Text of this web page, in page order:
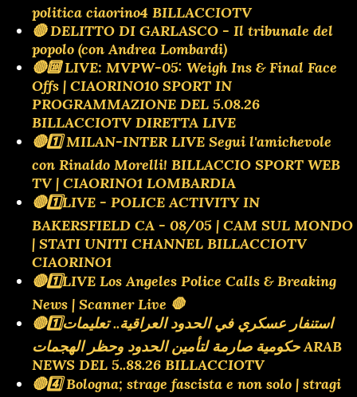
politica ciaorino4 BILLACCIOTV
🔴 DELITTO DI GARLASCO - Il tribunale del
popolo (con Andrea Lombardi)
🔴🔟 LIVE: MVPW-05: Weigh Ins & Final Face
Offs | CIAORINO10 SPORT IN
PROGRAMMAZIONE DEL 5.08.26
BILLACCIOTV DIRETTA LIVE
🔴1️⃣ MILAN-INTER LIVE Segui l'amichevole
con Rinaldo Morelli! BILLACCIO SPORT WEB
TV | CIAORINO1 LOMBARDIA
🔴1️⃣LIVE - POLICE ACTIVITY IN
BAKERSFIELD CA - 08/05 | CAM SUL MONDO
| STATI UNITI CHANNEL BILLACCIOTV
CIAORINO1
🔴1️⃣LIVE Los Angeles Police Calls & Breaking
News | Scanner Live 🛑
🔴1️⃣استنفار عسكري في الحدود العراقية.. تعليمات
حكومية صارمة لتأمين الحدود وحظر الهجمات ARAB
NEWS DEL 5..88.26 BILLACCIOTV
🔴4️⃣ Bologna; strage fascista e non solo | stragi